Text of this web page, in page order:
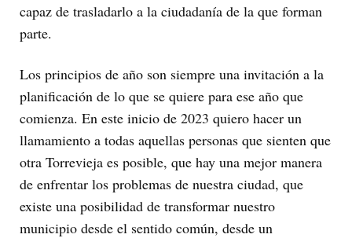
capaz de trasladarlo a la ciudadanía de la que forman
parte.
Los principios de año son siempre una invitación a la
planificación de lo que se quiere para ese año que
comienza. En este inicio de 2023 quiero hacer un
llamamiento a todas aquellas personas que sienten que
otra Torrevieja es posible, que hay una mejor manera
de enfrentar los problemas de nuestra ciudad, que
existe una posibilidad de transformar nuestro
municipio desde el sentido común, desde un